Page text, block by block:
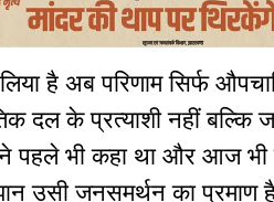
है अब परिणाम सिर्फ
दल के प्रत्याशी नहीं बल्कि
पहले भी कहा था और आज भी
उसी जनसमर्थन का प्रमाण